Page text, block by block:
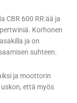
CBR 600 RR:ää ja
Korhonen
ja on
suhteen.
ja moottorin
että myös